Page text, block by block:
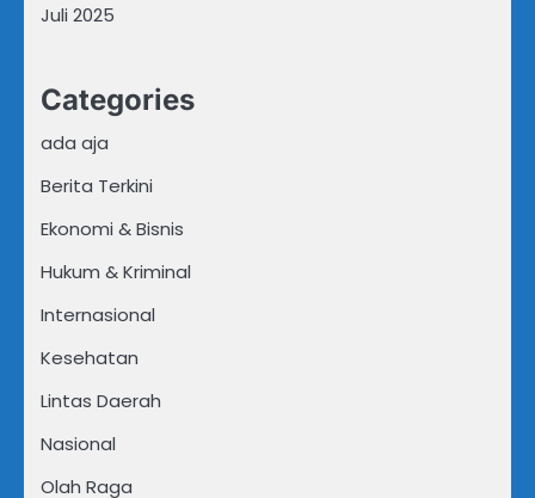
Juli 2025
Categories
ada aja
Berita Terkini
Ekonomi & Bisnis
Hukum & Kriminal
Internasional
Kesehatan
Lintas Daerah
Nasional
Olah Raga